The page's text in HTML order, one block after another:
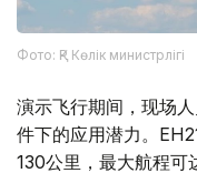
Фото: ҚР Көлік министрлігі
演示飞行期间，现场
件下的应用潜力。
130公里，最大航程可